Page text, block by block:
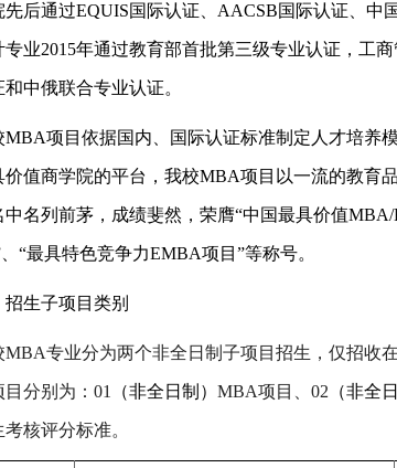
先后通过EQUIS国际认证、AACSB国际认证、
专业2015年通过教育部首批第三级专业认证，工
中俄联合专业认证。
MBA项目依据国内、国际认证标准制定人才培养
价值商学院的平台，我校MBA项目以一流的教育
中名列前茅，成绩斐然，荣膺“中国最具价值
“最具特色竞争力EMBA项目”等称号。
招生子项目类别
MBA专业分为两个非全日制子项目招生，仅招收
分别为：01 （非全日制） MBA项目、02 （非全
核评分标准。